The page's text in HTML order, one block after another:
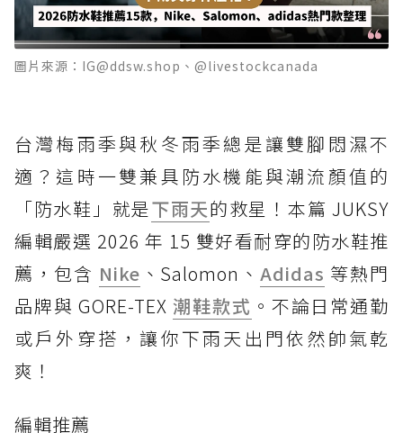
圖片來源：IG@ddsw.shop、@livestockcanada
台灣梅雨季與秋冬雨季總是讓雙腳悶濕不
適？這時一雙兼具防水機能與潮流顏值的
「防水鞋」就是下雨天的救星！本篇 JUKSY
編輯嚴選 2026 年 15 雙好看耐穿的防水鞋推
薦，包含 Nike 、Salomon、Adidas 等熱門
品牌與 GORE-TEX 潮鞋款式 。不論日常通勤
或戶外穿搭，讓你下雨天出門依然帥氣乾
爽！
編輯推薦